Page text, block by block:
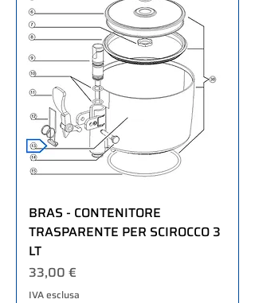
BRAS - CONTENITORE
TRASPARENTE PER SCIROCCO 3
LT
Prezzo
33,00 €
IVA esclusa